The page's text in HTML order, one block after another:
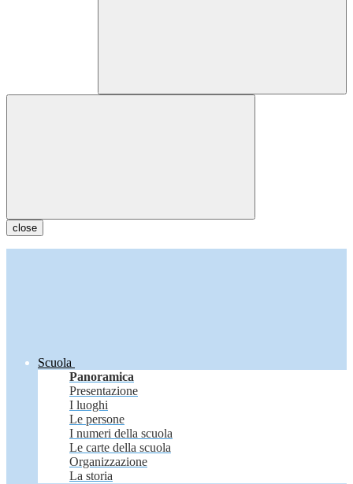
close
Scuola
Panoramica
Presentazione
I luoghi
Le persone
I numeri della scuola
Le carte della scuola
Organizzazione
La storia